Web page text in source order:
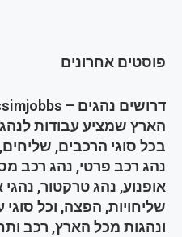
פוסטים אחרונים
הארץ שמציע עבודות
בכל סוגי הרכבים,
נהג רכב פרטי, נהג רכב
אופנוע, נהג טרקטור, נהגי
שליחויות, הפצה, וכל
ונהגות מכל הארץ, רכב